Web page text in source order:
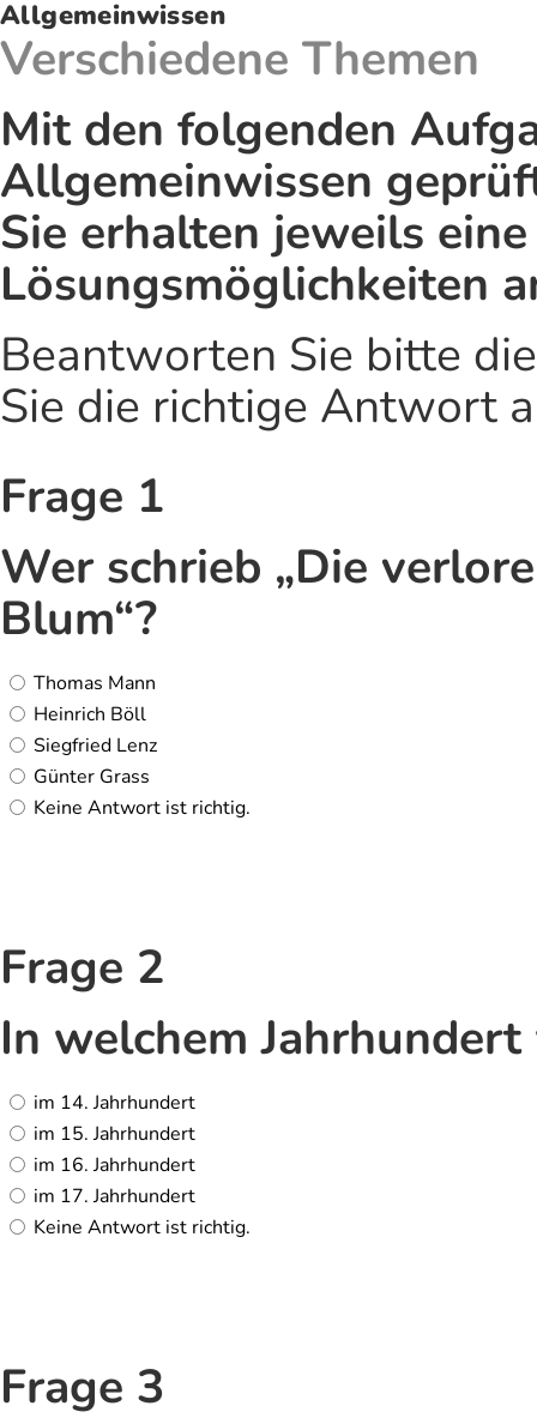
Allgemeinwissen
Verschiedene Themen
Mit den folgenden
Allgemeinwissen
Sie erhalten jeweils
Lösungsmöglichkeiten
Beantworten Sie bitte
Sie die richtige Antwort
Frage 1
Wer schrieb „Die
Blum“?
Thomas Mann
Heinrich Böll
Siegfried Lenz
Günter Grass
Keine Antwort ist richtig.
Frage 2
In welchem
im 14. Jahrhundert
im 15. Jahrhundert
im 16. Jahrhundert
im 17. Jahrhundert
Keine Antwort ist richtig.
Frage 3